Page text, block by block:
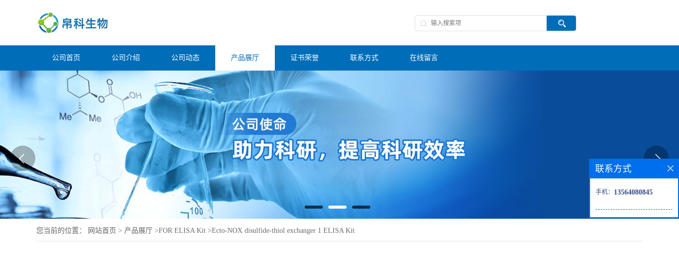
公司首页 公司介绍 公司动态 产品展厅 证书荣誉 联系方式 在线留言
您当前的位置： 网站首页 > 产品展厅 >FOR ELISA Kit >Ecto-NOX disulfide-thiol exchanger 1 ELISA Kit
联系方式
手机： 13564080845